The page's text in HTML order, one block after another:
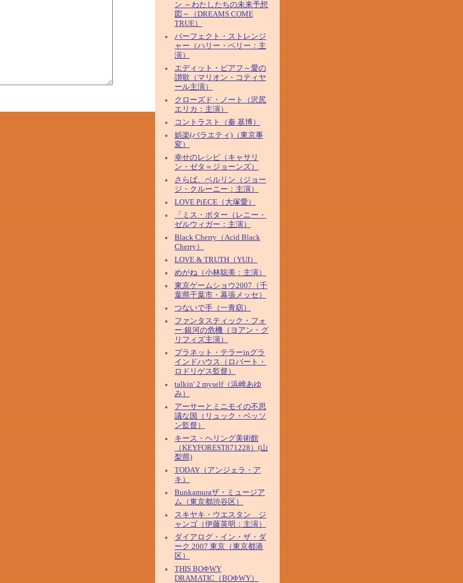
ン ～わたしたちの未来予想
図～（DREAMS COME
TRUE）
パーフェクト・ストレンジ
ャー（ハリー・ベリー：主
演）
エディット・ピアフ～愛の
讃歌（マリオン・コティヤ
ール主演）
クローズド・ノート（沢尻
エリカ：主演）
コントラスト（秦 基博）
娯楽(バラエティ)（東京事
変）
幸せのレシピ（キャサリ
ン・ゼタ＝ジョーンズ）
さらば、ベルリン（ジョー
ジ・クルーニー：主演）
LOVE PiECE（大塚愛）
「ミス・ポター（レニー・
ゼルウィガー：主演）
Black Cherry（Acid Black
Cherry）
LOVE & TRUTH（YUI）
めがね（小林聡美：主演）
東京ゲームショウ2007（千
葉県千葉市・幕張メッセ）
つないで手（一青窈）
ファンタスティック・フォ
ー:銀河の危機（ヨアン・グ
リフィズ主演）
プラネット・テラーinグラ
インドハウス（ロバート・
ロドリゲス監督）
talkin' 2 myself（浜崎あゆ
み）
アーサーとミニモイの不思
議な国（リュック・ベッソ
ン監督）
キース・ヘリング美術館
（KEYFOREST871228）(山
梨県)
TODAY（アンジェラ・ア
キ）
Bunkamuraザ・ミュージア
ム（東京都渋谷区）
スキヤキ・ウエスタン ジ
ャンゴ（伊藤英明：主演）
ダイアログ・イン・ザ・ダ
ーク 2007 東京（東京都港
区）
THIS BOΦWY
DRAMATIC（BOΦWY）